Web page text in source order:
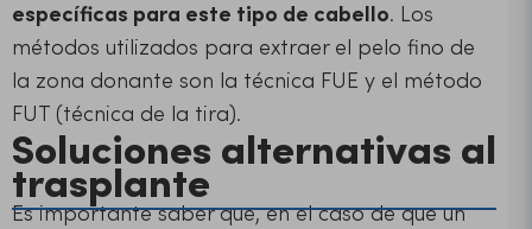
específicas para este tipo de cabello. Los
métodos utilizados para extraer el pelo fino de
la zona donante son la técnica FUE y el método
FUT (técnica de la tira).
Soluciones alternativas al
trasplante
Es importante saber que, en el caso de que un